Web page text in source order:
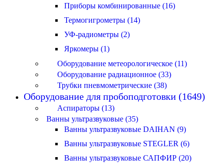
Приборы комбинированные (16)
Термогигрометры (14)
УФ-радиометры (2)
Яркомеры (1)
Оборудование метеорологическое (11)
Оборудование радиационное (33)
Трубки пневмометрические (38)
Оборудование для пробоподготовки (1649)
Аспираторы (13)
Ванны ультразвуковые (35)
Ванны ультразвуковые DAIHAN (9)
Ванны ультразвуковые STEGLER (6)
Ванны ультразвуковые САПФИР (20)